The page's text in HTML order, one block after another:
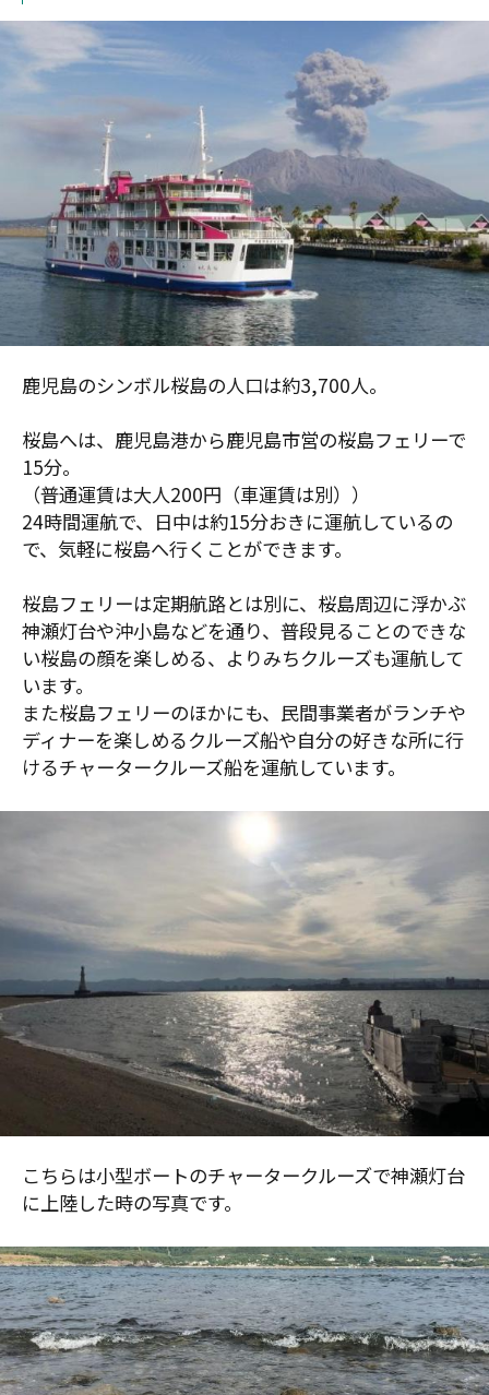
鹿児島のシンボル桜島の人口は約3,700人。
桜島へは、鹿児島港から鹿児島市営の桜島フェリーで
15分。
（普通運賃は大人200円（車運賃は別））
24時間運航で、日中は約15分おきに運航しているの
で、気軽に桜島へ行くことができます。
桜島フェリーは定期航路とは別に、桜島周辺に浮かぶ
神瀬灯台や沖小島などを通り、普段見ることのできな
い桜島の顔を楽しめる、よりみちクルーズも運航して
います。
また桜島フェリーのほかにも、民間事業者がランチや
ディナーを楽しめるクルーズ船や自分の好きな所に行
けるチャータークルーズ船を運航しています。
こちらは小型ボートのチャータークルーズで神瀬灯台
に上陸した時の写真です。